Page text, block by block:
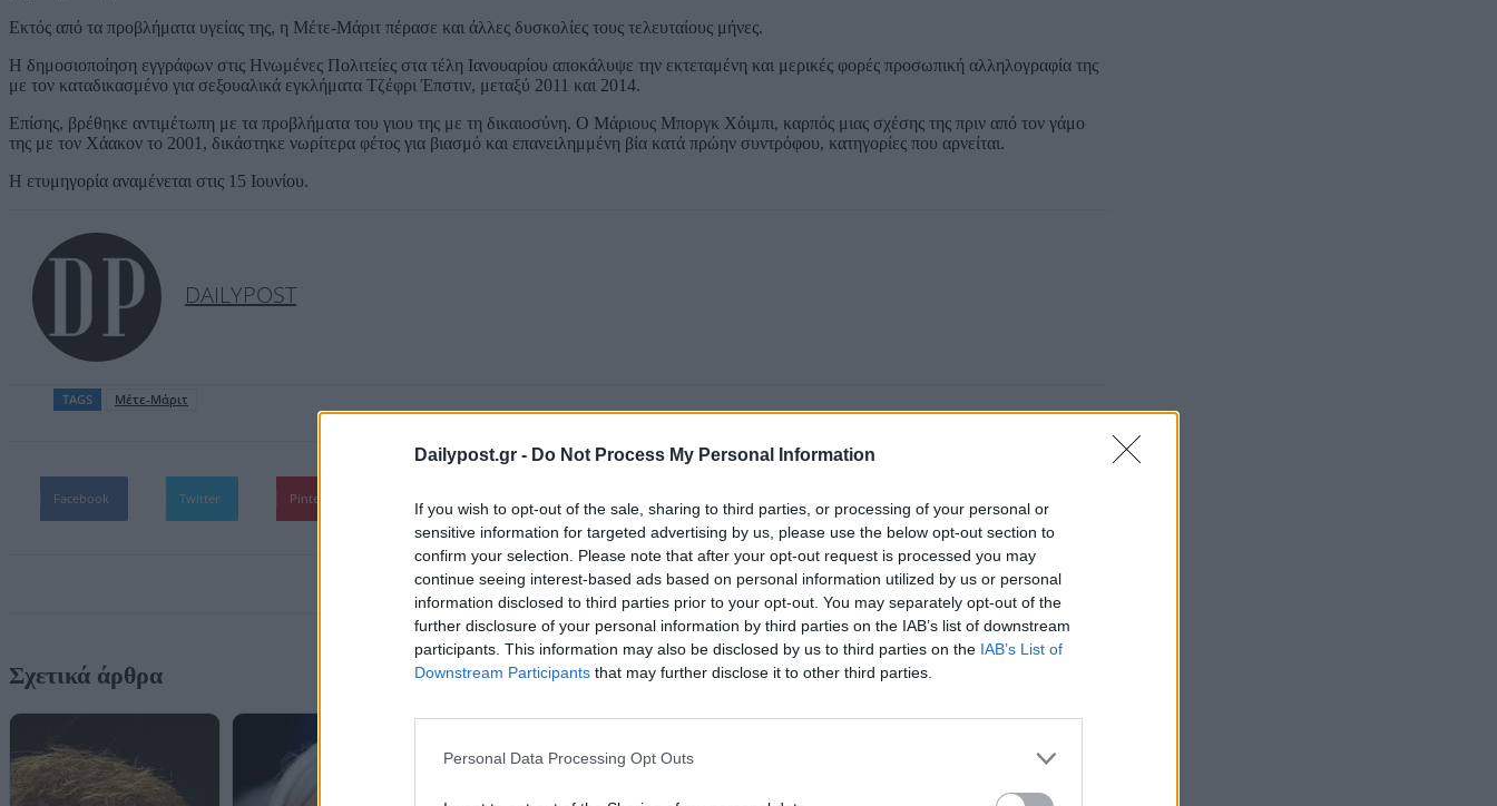
Dailypost.gr - Do Not Process My Personal Information
If you wish to opt-out of the sale, sharing to third parties, or processing of your personal or
sensitive information for targeted advertising by us, please use the below opt-out section to
confirm your selection. Please note that after your opt-out request is processed you may
continue seeing interest-based ads based on personal information utilized by us or personal
information disclosed to third parties prior to your opt-out. You may separately opt-out of the
further disclosure of your personal information by third parties on the IAB’s list of downstream
participants. This information may also be disclosed by us to third parties on the IAB’s List of
Downstream Participants that may further disclose it to other third parties.
Personal Data Processing Opt Outs
Εκτός από τα προβλήματα υγείας της, η Μέτε-Μάριτ πέρασε και άλλες δυσκολίες τους τελευταίους μήνες.
Η δημοσιοποίηση εγγράφων στις Ηνωμένες Πολιτείες στα τέλη Ιανουαρίου αποκάλυψε την εκτεταμένη και μερικές φορές προσωπική αλληλογραφία της
με τον καταδικασμένο για σεξουαλικά εγκλήματα Τζέφρι Έπστιν, μεταξύ 2011 και 2014.
Επίσης, βρέθηκε αντιμέτωπη με τα προβλήματα του γιου της με τη δικαιοσύνη. Ο Μάριους Μποργκ Χόιμπι, καρπός μιας σχέσης της πριν από τον γάμο
της με τον Χάακον το 2001, δικάστηκε νωρίτερα φέτος για βιασμό και επανειλημμένη βία κατά πρώην συντρόφου, κατηγορίες που αρνείται.
Η ετυμηγορία αναμένεται στις 15 Ιουνίου.
DAILYPOST
TAGS Μέτε-Μάριτ
Facebook Twitter Pinterest
Σχετικά άρθρα